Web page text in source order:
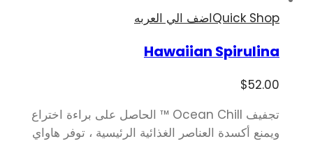
Quick Shopاضف الي العربه
Hawaiian Spirulina
$52.00
تجفيف Ocean Chill ™ الحاصل على براءة اختراع
ويمنع أكسدة العناصر الغذائية الرئيسية ، توفر هاواي